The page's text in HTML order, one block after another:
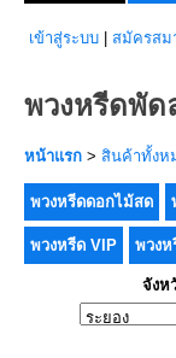
เข้าสู่ระบบ สมัครสม
พวงหรีดพัด
หน้าแรก > สินค้าทั้งห
พวงหรีดดอกไม้สด
พวงหรีด VIP พวงห
จังห